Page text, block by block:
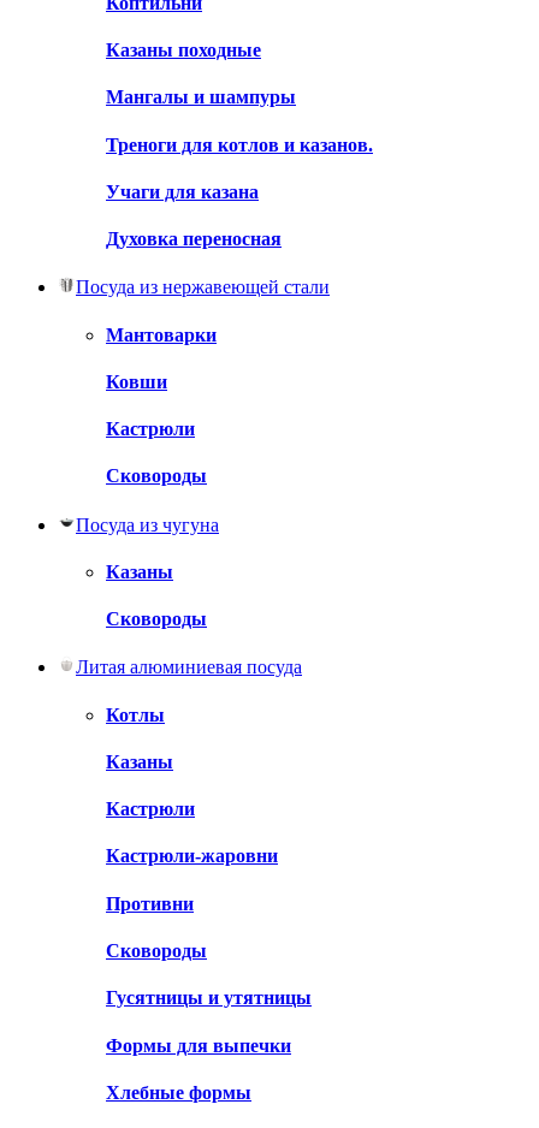
Казаны походные
Мангалы и шампуры
Треноги для котлов и казанов.
Учаги для казана
Духовка переносная
Посуда из нержавеющей стали
Мантоварки
Ковши
Кастрюли
Сковороды
Посуда из чугуна
Казаны
Сковороды
Литая алюминиевая посуда
Котлы
Казаны
Кастрюли
Кастрюли-жаровни
Противни
Сковороды
Гусятницы и утятницы
Формы для выпечки
Хлебные формы